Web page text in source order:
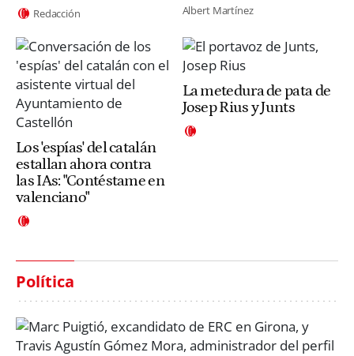
Redacción Albert Martínez
Los 'espías' del catalán
estallan ahora contra
las IAs: "Contéstame en
valenciano"
La metedura de pata de
Josep Rius y Junts
Política